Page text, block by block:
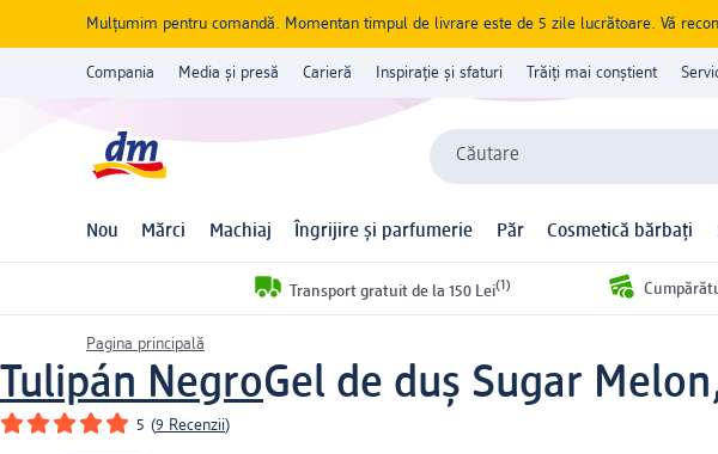
Mulțumim pentru comandă. Momentan timpul de livrare este de 5 zile lucrătoare. Vă
Compania Media și presă Carieră Inspirație și sfaturi Trăiți mai conștient
Căutare
Nou Mărci Machiaj Îngrijire și parfumerie Păr Cosmetică bărbați
Transport gratuit de la 150 Lei(1)
Pagina principală
Tulipán NegroGel de duș Sugar
5 (9 Recenzii)